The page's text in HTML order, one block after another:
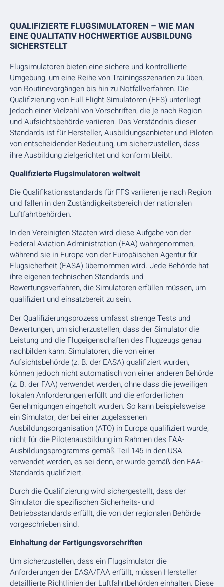
QUALIFIZIERTE FLUGSIMULATOREN – WIE MAN
EINE QUALITATIV HOCHWERTIGE AUSBILDUNG
SICHERSTELLT
Flugsimulatoren bieten eine sichere und kontrollierte
Umgebung, um eine Reihe von Trainingsszenarien zu üben,
von Routinevorgängen bis hin zu Notfallverfahren. Die
Qualifizierung von Full Flight Simulatoren (FFS) unterliegt
jedoch einer Vielzahl von Vorschriften, die je nach Region
und Aufsichtsbehörde variieren. Das Verständnis dieser
Standards ist für Hersteller, Ausbildungsanbieter und Piloten
von entscheidender Bedeutung, um sicherzustellen, dass
ihre Ausbildung zielgerichtet und konform bleibt.
Qualifizierte Flugsimulatoren weltweit
Die Qualifikationsstandards für FFS variieren je nach Region
und fallen in den Zuständigkeitsbereich der nationalen
Luftfahrtbehörden.
In den Vereinigten Staaten wird diese Aufgabe von der
Federal Aviation Administration (FAA) wahrgenommen,
während sie in Europa von der Europäischen Agentur für
Flugsicherheit (EASA) übernommen wird. Jede Behörde hat
ihre eigenen technischen Standards und
Bewertungsverfahren, die Simulatoren erfüllen müssen, um
qualifiziert und einsatzbereit zu sein.
Der Qualifizierungsprozess umfasst strenge Tests und
Bewertungen, um sicherzustellen, dass der Simulator die
Leistung und die Flugeigenschaften des Flugzeugs genau
nachbilden kann. Simulatoren, die von einer
Aufsichtsbehörde (z. B. der EASA) qualifiziert wurden,
können jedoch nicht automatisch von einer anderen Behörde
(z. B. der FAA) verwendet werden, ohne dass die jeweiligen
lokalen Anforderungen erfüllt und die erforderlichen
Genehmigungen eingeholt wurden. So kann beispielsweise
ein Simulator, der bei einer zugelassenen
Ausbildungsorganisation (ATO) in Europa qualifiziert wurde,
nicht für die Pilotenausbildung im Rahmen des FAA-
Ausbildungsprogramms gemäß Teil 145 in den USA
verwendet werden, es sei denn, er wurde gemäß den FAA-
Standards qualifiziert.
Durch die Qualifizierung wird sichergestellt, dass der
Simulator die spezifischen Sicherheits- und
Betriebsstandards erfüllt, die von der regionalen Behörde
vorgeschrieben sind.
Einhaltung der Fertigungsvorschriften
Um sicherzustellen, dass ein Flugsimulator die
Anforderungen der EASA/FAA erfüllt, müssen Hersteller
detaillierte Richtlinien der Luftfahrtbehörden einhalten. Diese